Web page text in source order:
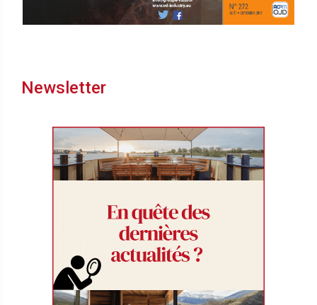
Newsletter